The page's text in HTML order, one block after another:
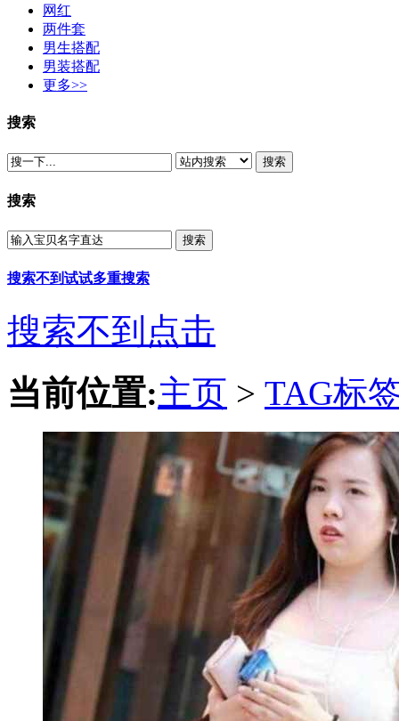
网红
两件套
男生搭配
男装搭配
更多>>
搜索
搜索
搜索
搜索
搜索不到试试多重搜索
搜索不到点击
当前位置:主页 > TAG标